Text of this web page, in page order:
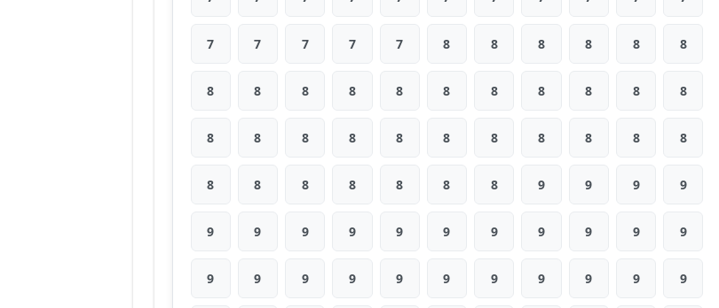
7 7 7 7 7 8 8 8 8 8 8
8 8 8 8 8 8 8 8 8 8 8
8 8 8 8 8 8 8 8 8 8 8
8 8 8 8 8 8 8 9 9 9 9
9 9 9 9 9 9 9 9 9 9 9
9 9 9 9 9 9 9 9 9 9 9